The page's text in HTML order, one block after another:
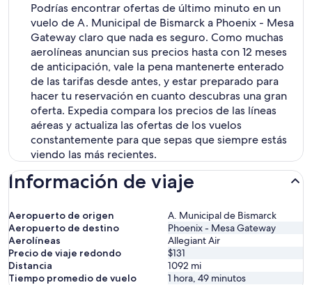
Podrías encontrar ofertas de último minuto en un
vuelo de A. Municipal de Bismarck a Phoenix - Mesa
Gateway claro que nada es seguro. Como muchas
aerolíneas anuncian sus precios hasta con 12 meses
de anticipación, vale la pena mantenerte enterado
de las tarifas desde antes, y estar preparado para
hacer tu reservación en cuanto descubras una gran
oferta. Expedia compara los precios de las líneas
aéreas y actualiza las ofertas de los vuelos
constantemente para que sepas que siempre estás
viendo las más recientes.
Información de viaje
Aeropuerto de origen
A. Municipal de Bismarck
Aeropuerto de destino
Phoenix - Mesa Gateway
Aerolíneas
Allegiant Air
Precio de viaje redondo
$131
Distancia
1092 mi
Tiempo promedio de vuelo
1 hora, 49 minutos